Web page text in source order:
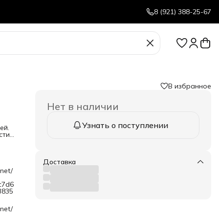
8 (921) 388-25-67
В избранное
Нет в наличии
Узнать о поступлении
Доставка